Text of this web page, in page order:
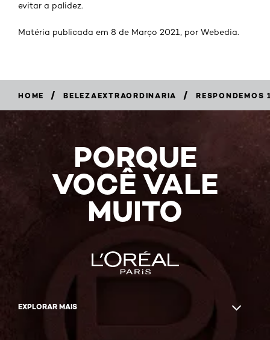
evitar a palidez.
Matéria publicada em 8 de Março 2021, por Webedia.
HOME / BELEZAEXTRAORDINARIA / RESPONDEMOS
PORQUE
VOCÊ VALE
MUITO
EXPLORAR MAIS